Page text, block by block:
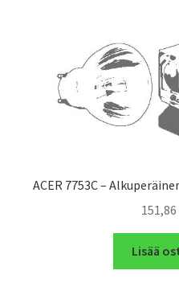
ACER 7753C –
151,86
Lisää